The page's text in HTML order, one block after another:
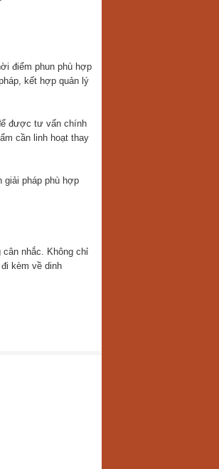
điểm phun phù hợp
kết hợp quản lý
được tư vấn chính
cần linh hoạt thay
pháp phù hợp
nhắc. Không chỉ
kèm về dinh